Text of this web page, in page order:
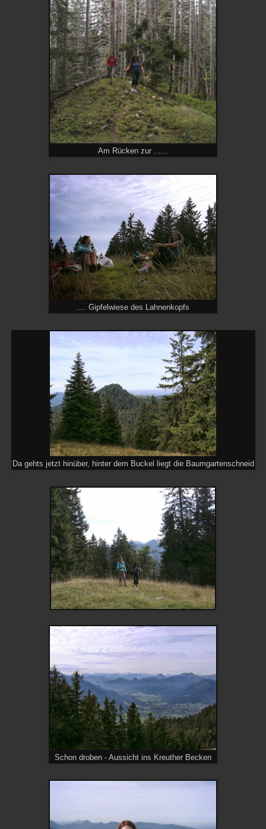
Am Rücken zur ......
.... Gipfelwiese des Lahnenkopfs
Da gehts jetzt hinüber, hinter dem Buckel liegt die Baumgartenschneid
Schon droben - Aussicht ins Kreuther Becken